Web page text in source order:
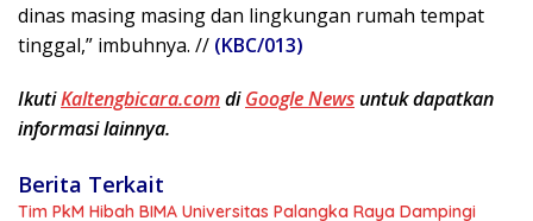
dinas masing masing dan lingkungan rumah tempat
tinggal,” imbuhnya. // (KBC/013)
IkutiKaltengbicara.comdiGoogle Newsuntuk dapatkan
informasi lainnya.
Berita Terkait
Tim PkM Hibah BIMA Universitas Palangka Raya Dampingi